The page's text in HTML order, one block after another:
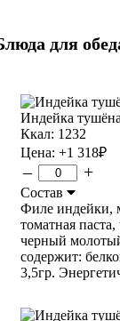
для
Индейка
Ккал: 1232
Цена: +1 318₽
– +
Состав
Филе индейки,
томатная
черный
содержит:
3,5гр.